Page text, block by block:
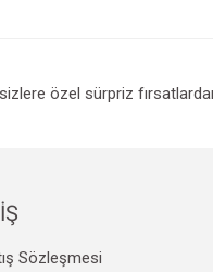
özel sürpriz
Sözleşmesi